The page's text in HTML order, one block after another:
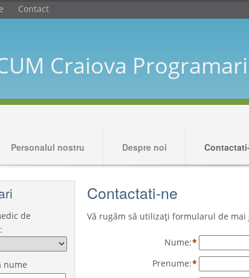
Contact
Craiova
Personalul nostru Despre noi
Contactati-ne
Vă rugăm să utilizați formularul de mai
Nume:*
Prenume:*
de
nume